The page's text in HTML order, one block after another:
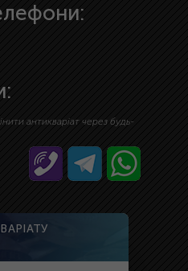
антикваріат через будь-